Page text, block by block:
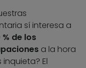
sí interesa a
de los
a la hora
El